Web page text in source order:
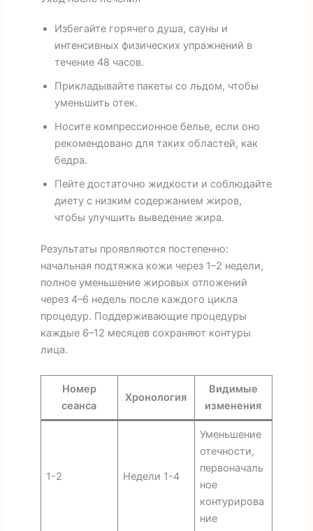
Избегайте горячего душа, сауны и
интенсивных физических упражнений в
течение 48 часов.
Прикладывайте пакеты со льдом, чтобы
уменьшить отек.
Носите компрессионное белье, если оно
рекомендовано для таких областей, как
бедра.
Пейте достаточно жидкости и соблюдайте
диету с низким содержанием жиров,
чтобы улучшить выведение жира.
Результаты проявляются постепенно:
начальная подтяжка кожи через 1–2 недели,
полное уменьшение жировых отложений
через 4–6 недель после каждого цикла
процедур. Поддерживающие процедуры
каждые 6–12 месяцев сохраняют контуры
лица.
Номер
сеанса
Хронология
Видимые
изменения
1-2 Недели 1-4
Уменьшение
отечности,
первоначаль
ное
контурирова
ние